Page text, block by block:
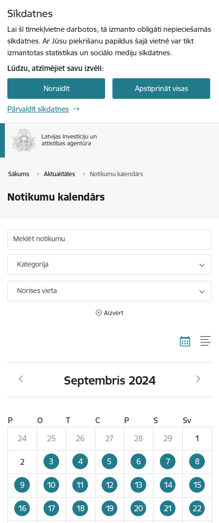
Sīkdatnes
Lai šī tīmekļvietne darbotos, tā izmanto obligāti nepieciešamās
sīkdatnes. Ar Jūsu piekrišanu papildus šajā vietnē var tikt
izmantotas statistikas un sociālo mediju sīkdatnes.
Lūdzu, atzīmējiet savu izvēli:
Noraidīt Apstiprināt visas
Pārvaldīt sīkdatnes
Sākums Aktualitātes Notikumu kalendārs
Notikumu kalendārs
Meklēt notikumu
Kategorija
Norises vieta
Aizvērt
Septembris 2024
P O T C P S
Sv
24
25 26 27 28 29 1
2 3 4 5 6 7 8
9 10 11 12 13 14 15
16 17 18 19 20 21 22